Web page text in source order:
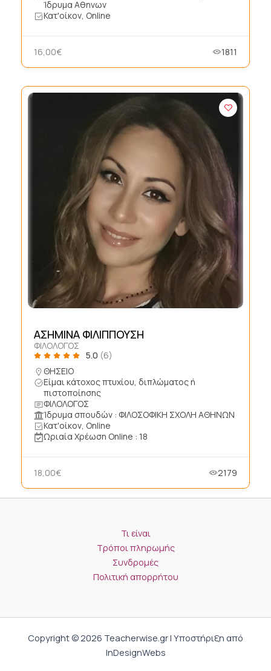
Ίδρυμα Αθηνων
Κατ'οίκον, Online
16,00€ 1811
ΑΣΗΜΙΝΑ ΦΙΛΙΠΠΟΥΣΗ
ΦΙΛΟΛΟΓΟΣ
5.0 (6)
ΘΗΣΕΙΟ
Είμαι κάτοχος πτυχίου, διπλώματος ή
πιστοποίησης
ΦΙΛΟΛΟΓΟΣ
Ίδρυμα σπουδών : ΦΙΛΟΣΟΦΙΚΗ ΣΧΟΛΗ ΑΘΗΝΩΝ
Κατ'οίκον, Online
Ωριαία Χρέωση Online : 18
18,00€ 2179
Τι είναι
Τρόποι πληρωμής
Συνδρομές
Πολιτική απορρήτου
Copyright © 2026 Teacherwise.gr | Υποστήριξη από
InDesignWebs